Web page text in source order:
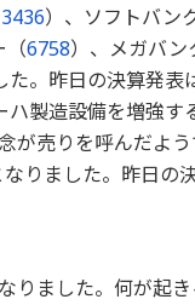
3436）、ソフトバン
（6758）、メガバン
。昨日の決算発表
製造設備を増強す
が売りを呼んだよ
りました。昨日の
りました。何が起